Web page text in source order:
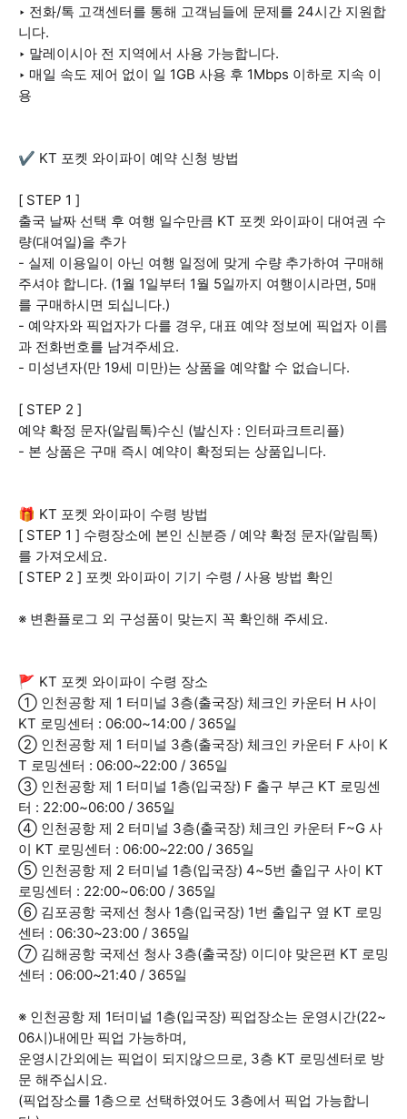
‣ 전화/톡 고객센터를 통해 고객님들에 문제를 24시간 지원합
니다.
‣ 말레이시아 전 지역에서 사용 가능합니다.
‣ 매일 속도 제어 없이 일 1GB 사용 후 1Mbps 이하로 지속 이
용
✔️ KT 포켓 와이파이 예약 신청 방법
[ STEP 1 ]
출국 날짜 선택 후 여행 일수만큼 KT 포켓 와이파이 대여권 수
량(대여일)을 추가
- 실제 이용일이 아닌 여행 일정에 맞게 수량 추가하여 구매해
주셔야 합니다. (1월 1일부터 1월 5일까지 여행이시라면, 5매
를 구매하시면 되십니다.)
- 예약자와 픽업자가 다를 경우, 대표 예약 정보에 픽업자 이름
과 전화번호를 남겨주세요.
- 미성년자(만 19세 미만)는 상품을 예약할 수 없습니다.
[ STEP 2 ]
예약 확정 문자(알림톡)수신 (발신자 : 인터파크트리플)
- 본 상품은 구매 즉시 예약이 확정되는 상품입니다.
🎁 KT 포켓 와이파이 수령 방법
[ STEP 1 ] 수령장소에 본인 신분증 / 예약 확정 문자(알림톡)
를 가져오세요.
[ STEP 2 ] 포켓 와이파이 기기 수령 / 사용 방법 확인
※ 변환플로그 외 구성품이 맞는지 꼭 확인해 주세요.
🚩 KT 포켓 와이파이 수령 장소
① 인천공항 제 1 터미널 3층(출국장) 체크인 카운터 H 사이
KT 로밍센터 : 06:00~14:00 / 365일
② 인천공항 제 1 터미널 3층(출국장) 체크인 카운터 F 사이 K
T 로밍센터 : 06:00~22:00 / 365일
③ 인천공항 제 1 터미널 1층(입국장) F 출구 부근 KT 로밍센
터 : 22:00~06:00 / 365일
④ 인천공항 제 2 터미널 3층(출국장) 체크인 카운터 F~G 사
이 KT 로밍센터 : 06:00~22:00 / 365일
⑤ 인천공항 제 2 터미널 1층(입국장) 4~5번 출입구 사이 KT
로밍센터 : 22:00~06:00 / 365일
⑥ 김포공항 국제선 청사 1층(입국장) 1번 출입구 옆 KT 로밍
센터 : 06:30~23:00 / 365일
⑦ 김해공항 국제선 청사 3층(출국장) 이디야 맞은편 KT 로밍
센터 : 06:00~21:40 / 365일
※ 인천공항 제 1터미널 1층(입국장) 픽업장소는 운영시간(22~
06시)내에만 픽업 가능하며,
운영시간외에는 픽업이 되지않으므로, 3층 KT 로밍센터로 방
문 해주십시요.
(픽업장소를 1층으로 선택하였어도 3층에서 픽업 가능합니